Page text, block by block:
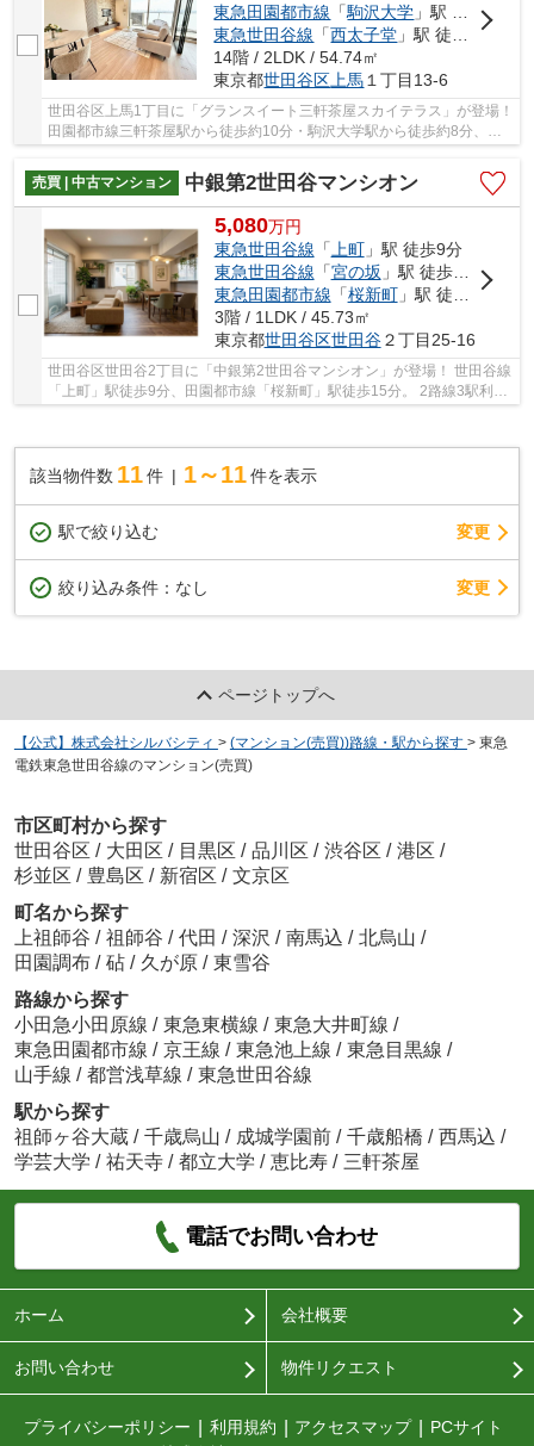
東急田園都市線 「駒沢大学 」駅 徒歩8分
東急世田谷線 「西太子堂 」駅 徒歩13分
14階 / 2LDK / 54.74㎡
東京都世田谷区 上馬 １丁目13-6
世田谷区上馬1丁目に「グランスイート三軒茶屋スカイテラス」が登場！
田園都市線三軒茶屋駅から徒歩約10分・駒沢大学駅から徒歩約8分、世
田谷線西太子堂駅から徒歩約13分。 2路線3駅...
売買 | 中古マンション
中銀第2世田谷マンシオン
5,080万円
東急世田谷線 「 上町」駅 徒歩9分
東急世田谷線 「宮の坂 」駅 徒歩13分
東急田園都市線 「桜新町」駅 徒歩15分
3階 / 1LDK / 45.73㎡
東京都世田谷区世田谷２丁目25-16
世田谷区世田谷2丁目に「中銀第2世田谷マンシオン」が登場！ 世田谷線
「上町」駅徒歩9分、田園都市線「桜新町」駅徒歩15分。 2路線3駅利用
可能で通勤・通学に便利！ スーパーやコンビ...
該当物件数 11件 1～11 件を表示
駅で絞り込む 変更
絞り込み条件： なし 変更
ページトップへ
【公式】株式会社シルバシティ > (マンション(売買))路線・駅から探す > 東急
電鉄東急世田谷線のマンション(売買)
市区町村から探す
世田谷区 / 大田区 / 目黒区 / 品川区 / 渋谷区 / 港区 /
杉並区 / 豊島区 / 新宿区 / 文京区
町名から探す
上祖師谷 / 祖師谷 / 代田 / 深沢 / 南馬込 / 北烏山 /
田園調布 / 砧 / 久が原 / 東雪谷
路線から探す
小田急小田原線 / 東急東横線 / 東急大井町線 /
東急田園都市線 / 京王線 / 東急池上線 / 東急目黒線 /
山手線 / 都営浅草線 / 東急世田谷線
駅から探す
祖師ヶ谷大蔵 / 千歳烏山 / 成城学園前 / 千歳船橋 / 西馬込 /
学芸大学 / 祐天寺 / 都立大学 / 恵比寿 / 三軒茶屋
電話でお問い合わせ
ホーム 会社概要
お問い合わせ 物件リクエスト
プライバシーポリシー 利用規約 アクセスマップ
PCサイト